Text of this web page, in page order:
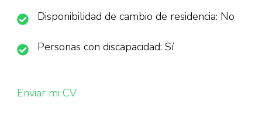
Disponibilidad de cambio de residencia: No
Personas con discapacidad: Sí
Enviar mi CV